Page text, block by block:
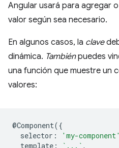
Angular usará para agregar
valor según sea necesario.
En algunos casos, la clave
dinámica. Tambiénpuedes
una función que muestre un
valores:
@Component({
selector : 'my-component'
template : `...` ,